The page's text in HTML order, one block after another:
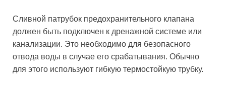
Сливной патрубок предохранительного клапана
должен быть подключен к дренажной системе или
канализации. Это необходимо для безопасного
отвода воды в случае его срабатывания. Обычно
для этого используют гибкую термостойкую трубку.